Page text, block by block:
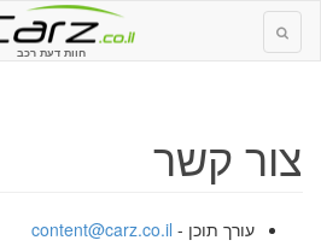
חוות דעת רכב
צור קשר
עורך תוכן - content@carz.co.il